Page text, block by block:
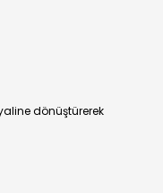
dönüştürerek